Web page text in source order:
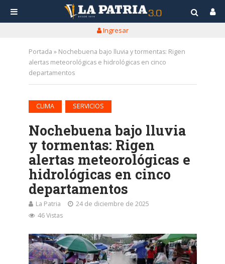
Ingresar
Portada » Nochebuena bajo lluvia y tormentas: Rigen
alertas meteorológicas e hidrológicas en cinco
departamentos
CLIMA SERVICIOS
Nochebuena bajo lluvia
y tormentas: Rigen
alertas meteorológicas e
hidrológicas en cinco
departamentos
La Patria
24 de diciembre de 2025
46 Vistas